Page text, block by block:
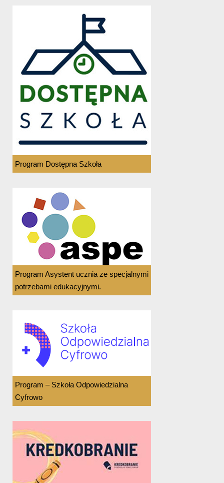
Program Dostępna Szkoła
Program Asystent ucznia ze specjalnymi
potrzebami edukacyjnymi.
Program – Szkoła Odpowiedzialna
Cyfrowo